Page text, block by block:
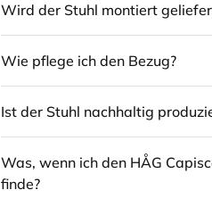
Wird der Stuhl montiert
Wie pflege ich den Bezug?
Ist der Stuhl nachhaltig
Was, wenn ich den HÅG
finde?